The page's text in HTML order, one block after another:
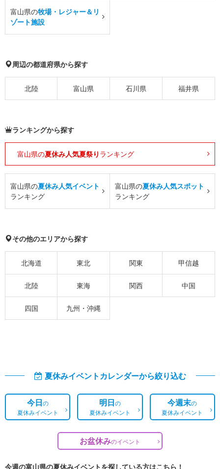
富山県の牧場・レジャー＆リ
ゾート施設
周辺の都道府県から探す
北陸 富山県 石川県 福井県
ランキングから探す
富山県の夏休み人気夏祭り ランキング
富山県の夏休み人気イベント
ランキング
富山県の夏休み人気スポット
ランキング
その他のエリアから探す
北海道 東北 関東 甲信越
北陸 東海 関西 中国
四国 九州・沖縄
夏休みイベントカレンダーから絞り込む
今日の
夏休みイベント
明日の
夏休みイベント
今週末の
夏休みイベント
お盆休みのイベント
今週の富山県の夏休みイベントを探している方はこちら！